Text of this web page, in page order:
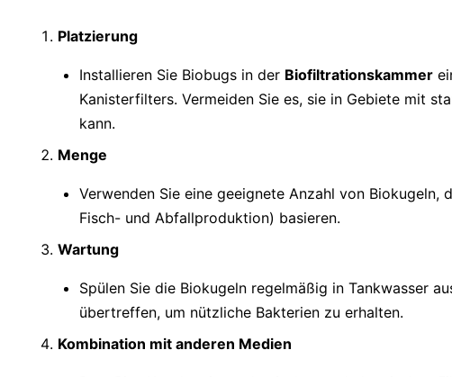
Platzierung
Installieren Sie Biobugs in der Biofiltrationskammer
Kanisterfilters. Vermeiden Sie es, sie in Gebiete mit
kann.
Menge
Verwenden Sie eine geeignete Anzahl von
Fisch- und Abfallproduktion) basieren.
Wartung
Spülen Sie die Biokugeln regelmäßig in Tankwasser
übertreffen, um nützliche Bakterien zu erhalten.
Kombination mit anderen Medien